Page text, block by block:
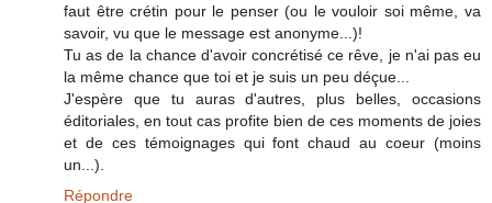
faut être crétin pour le penser (ou le vouloir soi même, va
savoir, vu que le message est anonyme...)!
Tu as de la chance d'avoir concrétisé ce rêve, je n'ai pas eu
la même chance que toi et je suis un peu déçue...
J'espère que tu auras d'autres, plus belles, occasions
éditoriales, en tout cas profite bien de ces moments de joies
et de ces témoignages qui font chaud au coeur (moins
un...).
Répondre